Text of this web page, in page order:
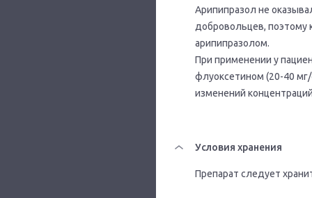
Арипипразол не
добровольцев, поэтому
арипипразолом.
При применении у
флуоксетином (20-40 мг/
изменений
Условия хранения
Препарат следует